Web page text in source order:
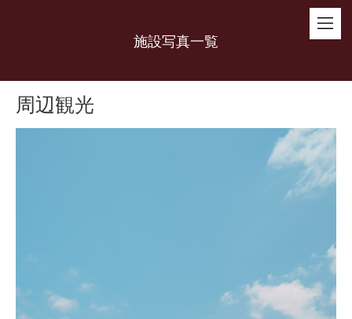
施設写真一覧
周辺観光